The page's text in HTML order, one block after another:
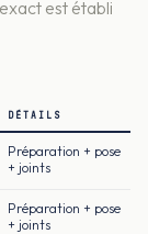
est établi
DÉTAILS
Préparation + pose
+ joints
Préparation + pose
+ joints